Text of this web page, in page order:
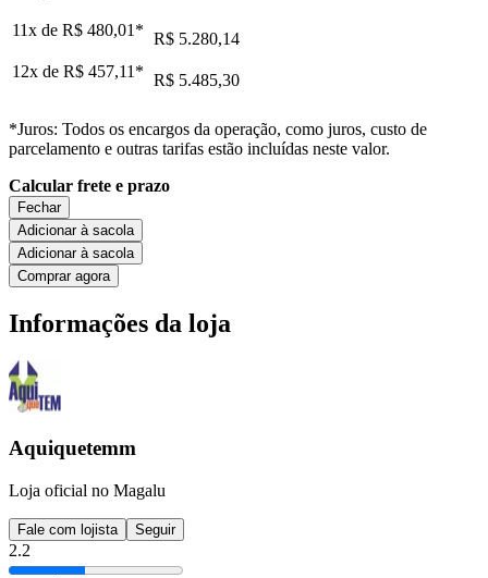
11x de R$ 480,01 * R$ 5.280,14
12x de R$ 457,11 * R$ 5.485,30
*Juros: Todos os encargos da operação, como juros, custo de
parcelamento e outras tarifas estão incluídas neste valor.
Calcular frete e prazo
Fechar
Adicionar à sacola
Adicionar à sacola
Comprar agora
Informações da loja
Aquiquetemm
Loja oficial no Magalu
Fale com lojista Seguir
2.2